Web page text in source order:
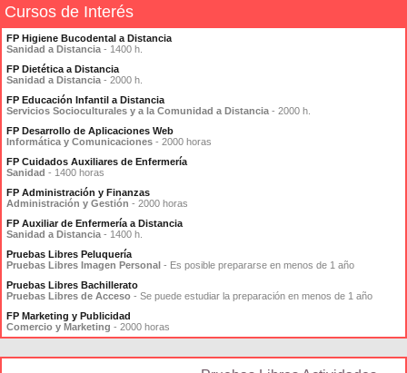
Cursos de Interés
FP Higiene Bucodental a Distancia
Sanidad a Distancia - 1400 h.
FP Dietética a Distancia
Sanidad a Distancia - 2000 h.
FP Educación Infantil a Distancia
Servicios Socioculturales y a la Comunidad a Distancia - 2000 h.
FP Desarrollo de Aplicaciones Web
Informática y Comunicaciones - 2000 horas
FP Cuidados Auxiliares de Enfermería
Sanidad - 1400 horas
FP Administración y Finanzas
Administración y Gestión - 2000 horas
FP Auxiliar de Enfermería a Distancia
Sanidad a Distancia - 1400 h.
Pruebas Libres Peluquería
Pruebas Libres Imagen Personal - Es posible prepararse en menos de 1 año
Pruebas Libres Bachillerato
Pruebas Libres de Acceso - Se puede estudiar la preparación en menos de 1 año
FP Marketing y Publicidad
Comercio y Marketing - 2000 horas